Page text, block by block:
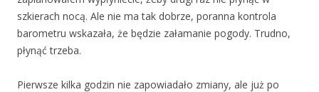
szkierach nocą. Ale nie ma tak dobrze, poranna kontrola
barometru wskazała, że będzie załamanie pogody. Trudno,
płynąć trzeba.
Pierwsze kilka godzin nie zapowiadało zmiany, ale już po